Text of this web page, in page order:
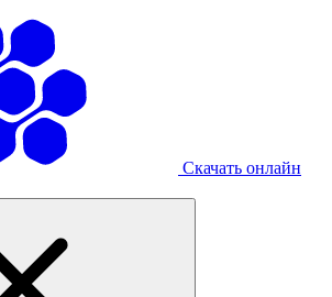
Скачать онлайн